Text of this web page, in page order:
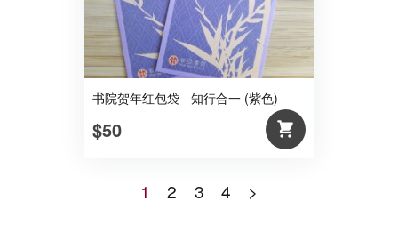
书院贺年红包袋 - 知行合一 (紫色)
$50
1 2 3 4 >